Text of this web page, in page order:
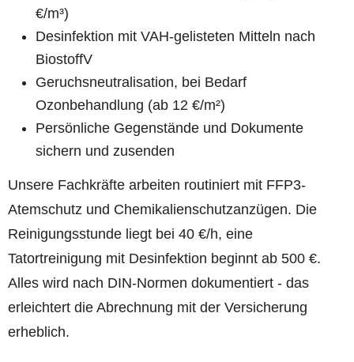
€/m³)
Desinfektion mit VAH-gelisteten Mitteln nach
BiostoffV
Geruchsneutralisation, bei Bedarf
Ozonbehandlung (ab 12 €/m²)
Persönliche Gegenstände und Dokumente
sichern und zusenden
Unsere Fachkräfte arbeiten routiniert mit FFP3-
Atemschutz und Chemikalienschutzanzügen. Die
Reinigungsstunde liegt bei 40 €/h, eine
Tatortreinigung mit Desinfektion beginnt ab 500 €.
Alles wird nach DIN-Normen dokumentiert - das
erleichtert die Abrechnung mit der Versicherung
erheblich.